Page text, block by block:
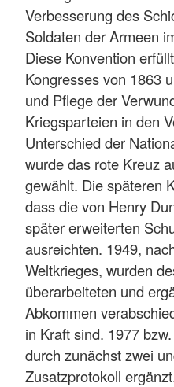
Verbesserung des
Soldaten der Armeen
Diese Konvention
Kongresses von 1863
und Pflege der
Kriegsparteien in den
Unterschied der
wurde das rote Kreuz
gewählt. Die späteren
dass die von Henry
später erweiterten
ausreichten. 1949,
Weltkrieges, wurden
überarbeiteten und
Abkommen
in Kraft sind. 1977
durch zunächst zwei
Zusatzprotokoll